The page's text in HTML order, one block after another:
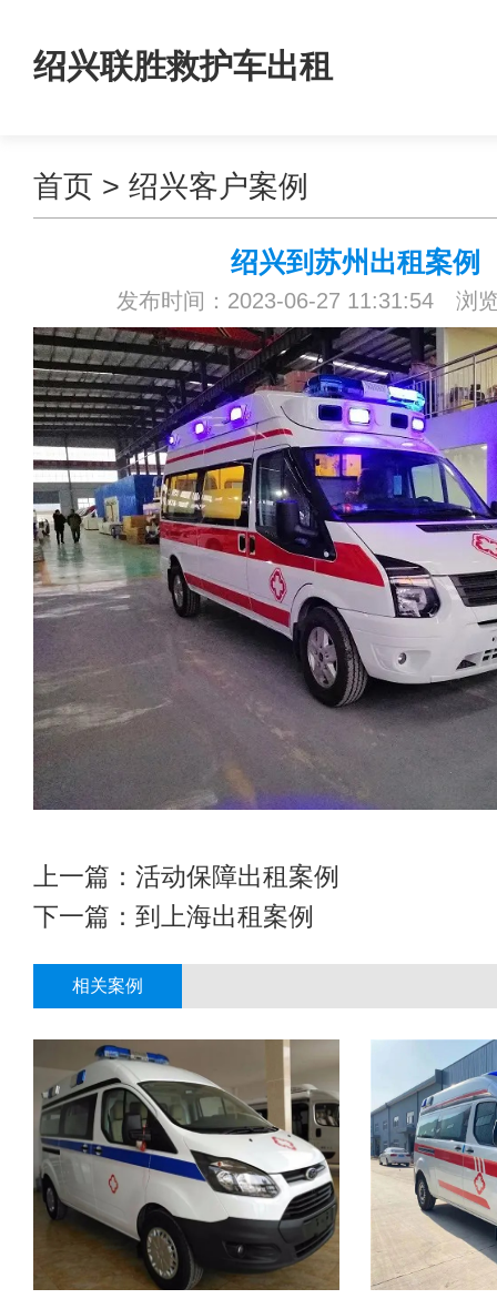
绍兴联胜救护车出租
首页 > 绍兴客户案例
绍兴到苏州出租案例
发布时间：2023-06-27 11:31:54 浏
上一篇： 活动保障出租案例
下一篇： 到上海出租案例
相关案例